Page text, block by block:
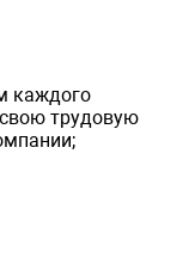
каждого
трудовую